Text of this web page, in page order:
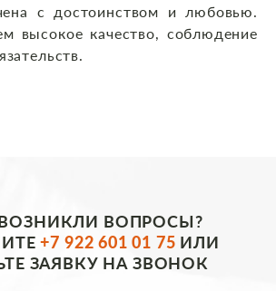
с достоинством и любовью.
высокое качество, соблюдение
ВОПРОСЫ?
+7 922 601 01 75 ИЛИ
ЗАЯВКУ НА ЗВОНОК